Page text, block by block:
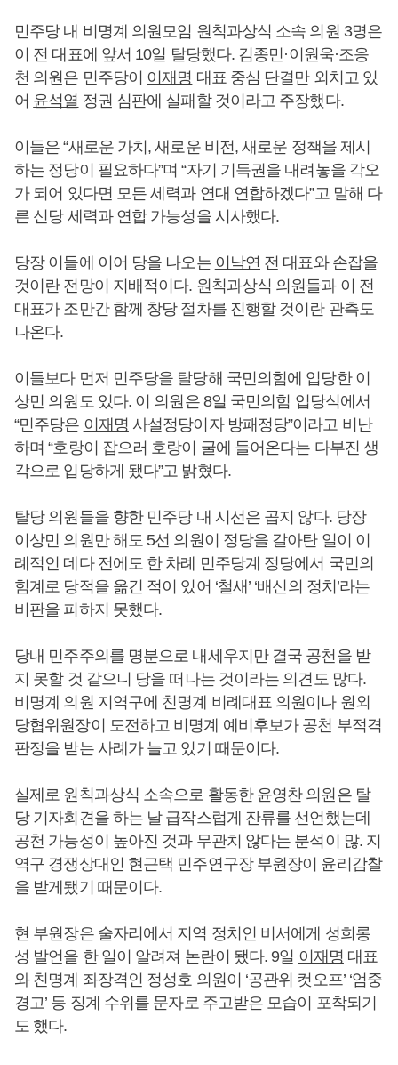
민주당 내 비명계 의원모임 원칙과상식 소속 의원 3명은
이 전 대표에 앞서 10일 탈당했다. 김종민·이원욱·조응
천 의원은 민주당이 이재명 대표 중심 단결만 외치고 있
어 윤석열 정권 심판에 실패할 것이라고 주장했다.
이들은 “새로운 가치, 새로운 비전, 새로운 정책을 제시
하는 정당이 필요하다”며 “자기 기득권을 내려놓을 각오
가 되어 있다면 모든 세력과 연대 연합하겠다”고 말해 다
른 신당 세력과 연합 가능성을 시사했다.
당장 이들에 이어 당을 나오는 이낙연 전 대표와 손잡을
것이란 전망이 지배적이다. 원칙과상식 의원들과 이 전
대표가 조만간 함께 창당 절차를 진행할 것이란 관측도
나온다.
이들보다 먼저 민주당을 탈당해 국민의힘에 입당한 이
상민 의원도 있다. 이 의원은 8일 국민의힘 입당식에서
“민주당은 이재명 사설정당이자 방패정당”이라고 비난
하며 “호랑이 잡으러 호랑이 굴에 들어온다는 다부진 생
각으로 입당하게 됐다”고 밝혔다.
탈당 의원들을 향한 민주당 내 시선은 곱지 않다. 당장
이상민 의원만 해도 5선 의원이 정당을 갈아탄 일이 이
례적인 데다 전에도 한 차례 민주당계 정당에서 국민의
힘계로 당적을 옮긴 적이 있어 ‘철새’ ‘배신의 정치’라는
비판을 피하지 못했다.
당내 민주주의를 명분으로 내세우지만 결국 공천을 받
지 못할 것 같으니 당을 떠나는 것이라는 의견도 많다.
비명계 의원 지역구에 친명계 비례대표 의원이나 원외
당협위원장이 도전하고 비명계 예비후보가 공천 부적격
판정을 받는 사례가 늘고 있기 때문이다.
실제로 원칙과상식 소속으로 활동한 윤영찬 의원은 탈
당 기자회견을 하는 날 급작스럽게 잔류를 선언했는데
공천 가능성이 높아진 것과 무관치 않다는 분석이 많. 지
역구 경쟁상대인 현근택 민주연구장 부원장이 윤리감찰
을 받게됐기 때문이다.
현 부원장은 술자리에서 지역 정치인 비서에게 성희롱
성 발언을 한 일이 알려져 논란이 됐다. 9일 이재명 대표
와 친명계 좌장격인 정성호 의원이 ‘공관위 컷오프’ ‘엄중
경고’ 등 징계 수위를 문자로 주고받은 모습이 포착되기
도 했다.